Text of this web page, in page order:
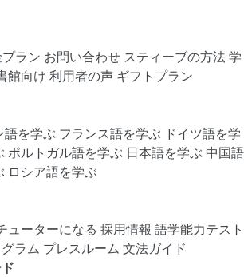
ラン お問い合わせ スティーブの方法学
館向け 利用者の声 ギフトプラン
語を学ぶ フランス語を学ぶ ドイツ語を学
ポルトガル語を学ぶ 日本語を学ぶ 中国語
ロシア語を学ぶ
ューターになる 採用情報 語学能力テスト
ラム プレスルーム 文法ガイド